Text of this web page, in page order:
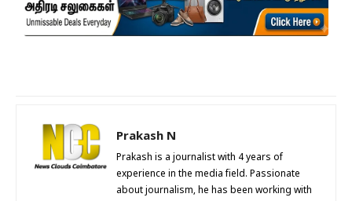
Prakash N
Prakash is a journalist with 4 years of
experience in the media field. Passionate
about journalism, he has been working with